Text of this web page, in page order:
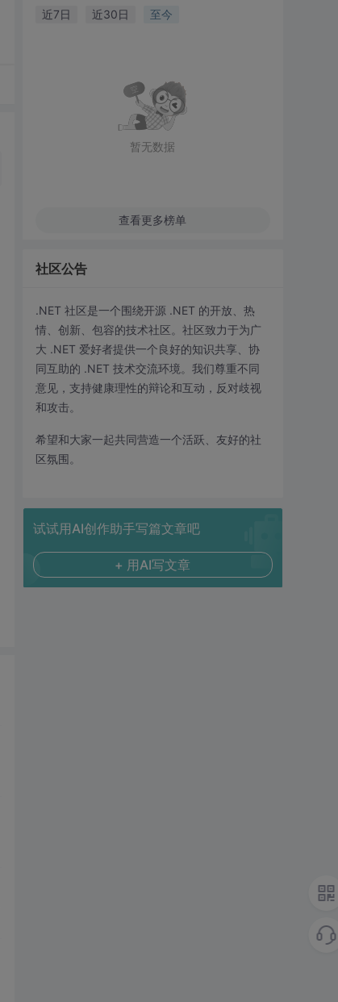
近7日 近30日 至今
暂无数据
查看更多榜单
社区公告
.NET 社区是一个围绕开源 .NET 的开放、热
情、创新、包容的技术社区。社区致力于为广
大 .NET 爱好者提供一个良好的知识共享、协
同互助的 .NET 技术交流环境。我们尊重不同
意见，支持健康理性的辩论和互动，反对歧视
和攻击。
希望和大家一起共同营造一个活跃、友好的社
区氛围。
试试用AI创作助手写篇文章吧
+ 用AI写文章